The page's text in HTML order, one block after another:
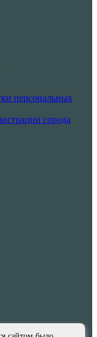
персональных
города